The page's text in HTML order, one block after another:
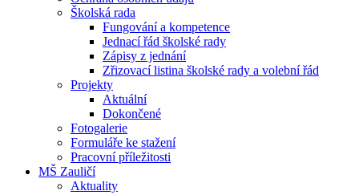
Školská rada
Fungování a kompetence
Jednací řád školské rady
Zápisy z jednání
Zřizovací listina školské rady a volební řád
Projekty
Aktuální
Dokončené
Fotogalerie
Formuláře ke stažení
Pracovní příležitosti
MŠ Zauličí
Aktuality